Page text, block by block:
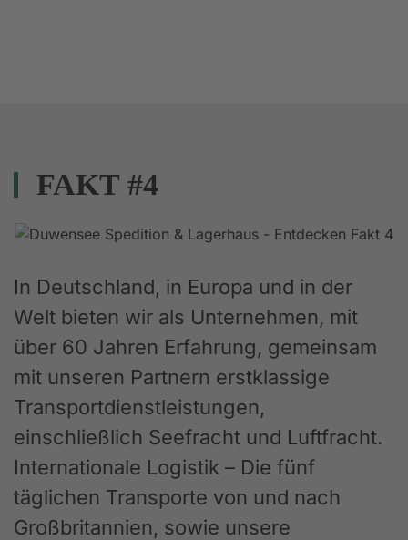
FAKT #4
In Deutschland, in Europa und in der
Welt bieten wir als Unternehmen, mit
über 60 Jahren Erfahrung, gemeinsam
mit unseren Partnern erstklassige
Transportdienstleistungen,
einschließlich Seefracht und Luftfracht.
Internationale Logistik – Die fünf
täglichen Transporte von und nach
Großbritannien, sowie unsere